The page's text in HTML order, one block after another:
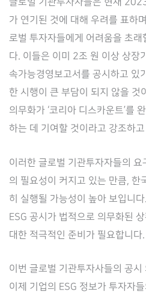
가 연기된 것에 대해 우려를 표하
로벌 투자자들에게 어려움을 초래
다. 이들은 이미 2조 원 이상 상장
속가능경영보고서를 공시하고 있
한 시행이 큰 부담이 되지 않을 것
의무화가 ‘코리아 디스카운트’를
하는 데 기여할 것이라고 강조하
이러한 글로벌 기관투자자들의
의 필요성이 커지고 있는 만큼, 한
히 실행될 가능성이 높아 보입니
ESG 공시가 법적으로 의무화된
대한 적극적인 준비가 필요합니다.
이번 글로벌 기관투자사들의 공
이제 기업의 ESG 정보가 투자자